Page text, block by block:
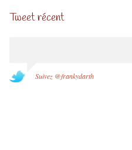
Tweet récent
Suivez @frankydarth